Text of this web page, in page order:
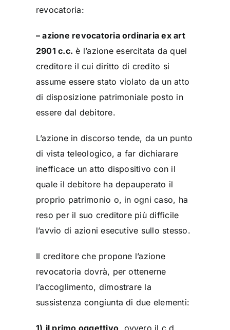
revocatoria:
– azione revocatoria ordinaria ex art
2901 c.c. è l’azione esercitata da quel
creditore il cui diritto di credito si
assume essere stato violato da un atto
di disposizione patrimoniale posto in
essere dal debitore.
L’azione in discorso tende, da un punto
di vista teleologico, a far dichiarare
inefficace un atto dispositivo con il
quale il debitore ha depauperato il
proprio patrimonio o, in ogni caso, ha
reso per il suo creditore più difficile
l’avvio di azioni esecutive sullo stesso.
Il creditore che propone l’azione
revocatoria dovrà, per ottenerne
l’accoglimento, dimostrare la
sussistenza congiunta di due elementi:
1) il primo oggettivo, ovvero il c.d.